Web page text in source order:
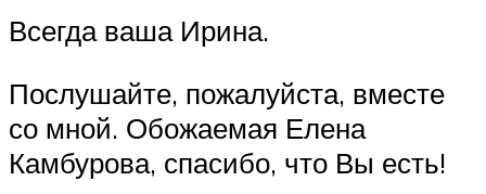
Всегда ваша Ирина.
Послушайте, пожалуйста, вместе
со мной. Обожаемая Елена
Камбурова, спасибо, что Вы есть!